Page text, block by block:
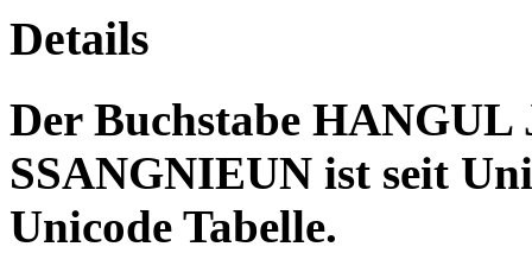
Details
Der Buchstabe
SSANGNIEUN ist seit
Unicode Tabelle.